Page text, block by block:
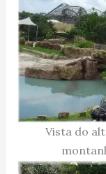
Vista do